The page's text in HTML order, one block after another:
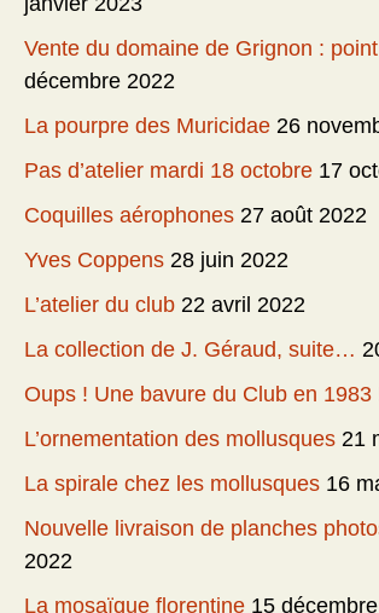
Vente du domaine de Grignon :
décembre 2022
La pourpre des Muricidae 26
Pas d’atelier mardi 18 octobre 17
Coquilles aérophones 27 août 2022
Yves Coppens 28 juin 2022
L’atelier du club 22 avril 2022
La collection de J. Géraud, suite…
Oups ! Une bavure du Club en 1983
L’ornementation des mollusques 21
La spirale chez les mollusques 16
Nouvelle livraison de planches
2022
La mosaïque florentine 15